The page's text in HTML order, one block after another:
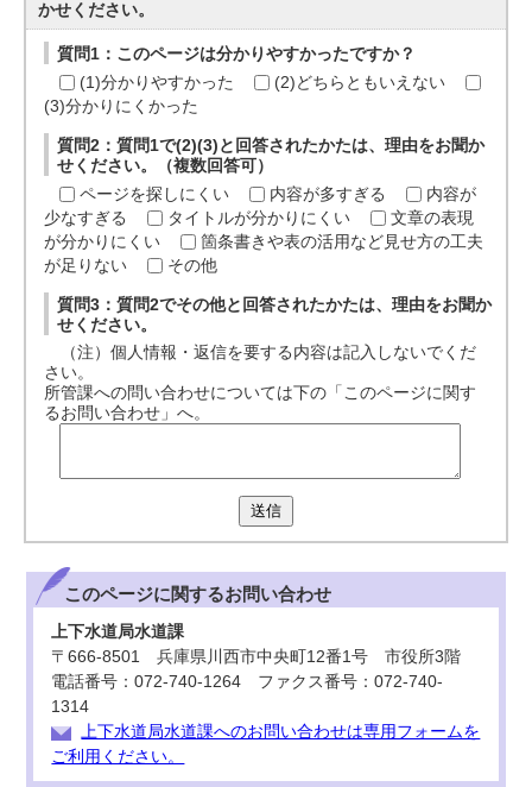
かせください。
質問1：このページは分かりやすかったですか？
(1)分かりやすかった
(2)どちらともいえない
(3)分かりにくかった
質問2：質問1で(2)(3)と回答されたかたは、理由をお聞か
せください。（複数回答可）
ページを探しにくい
内容が多すぎる
内容が
少なすぎる
タイトルが分かりにくい
文章の表現
が分かりにくい
箇条書きや表の活用など見せ方の工夫
が足りない
その他
質問3：質問2でその他と回答されたかたは、理由をお聞か
せください。
（注）個人情報・返信を要する内容は記入しないでくだ
さい。
所管課への問い合わせについては下の「このページに関す
るお問い合わせ」へ。
送信
このページに関するお問い合わせ
上下水道局水道課
〒666-8501 兵庫県川西市中央町12番1号 市役所3階
電話番号：072-740-1264 ファクス番号：072-740-
1314
上下水道局水道課へのお問い合わせは専用フォームを
ご利用ください。